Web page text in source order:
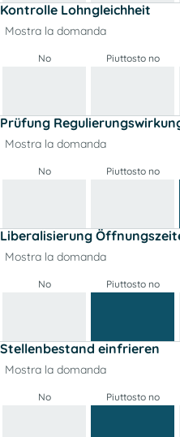
Kontrolle Lohngleichheit
Mostra la domanda
No Piuttosto no
Prüfung
Mostra la domanda
No Piuttosto no
Liberalisierung
Mostra la domanda
No Piuttosto no
Stellenbestand einfrieren
Mostra la domanda
No Piuttosto no